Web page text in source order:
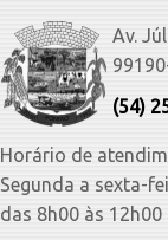
Av.
(54)
Horário de
Segunda a sexta-
das 8h00 às